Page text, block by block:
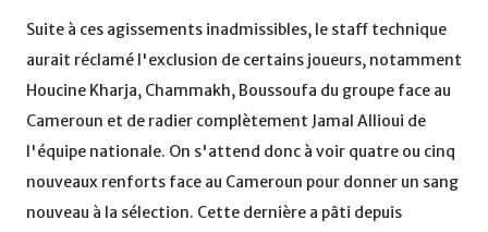
Suite à ces agissements inadmissibles, le staff technique
aurait réclamé l'exclusion de certains joueurs, notamment
Houcine Kharja, Chammakh, Boussoufa du groupe face au
Cameroun et de radier complètement Jamal Allioui de
l'équipe nationale. On s'attend donc à voir quatre ou cinq
nouveaux renforts face au Cameroun pour donner un sang
nouveau à la sélection. Cette dernière a pâti depuis